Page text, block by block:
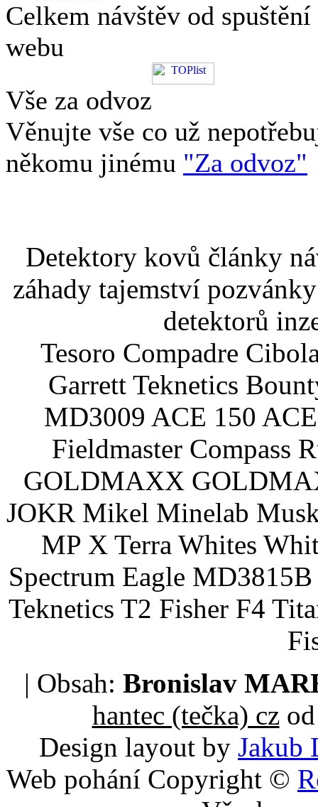
Celkem návštěv od spuštění
webu
Vše za odvoz
Věnujte vše co už
někomu jinému "Za odvoz"
Detektory kovů články
záhady tajemství
detektorů
Tesoro Compadre
Garrett Teknetics
MD3009 ACE 150
Fieldmaster Compass
GOLDMAXX
JOKR Mikel Minelab
MP X Terra Whites
Spectrum Eagle
Teknetics T2 Fisher F4
| Obsah: Bronislav
hantec (tečka) czod
Design layout by Jakub
Web pohání Copyright ©